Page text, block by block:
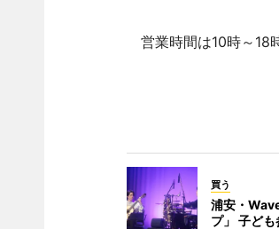
営業時間は10時～18
買う
浦安・
プ」 子ど